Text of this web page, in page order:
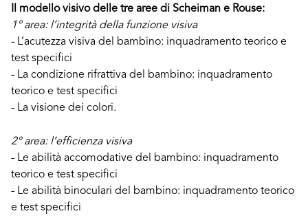
Il modello visivo delle tre aree di Scheiman e Rouse:
1° area: l’integrità della funzione visiva
- L’acutezza visiva del bambino: inquadramento teorico e
test specifici
- La condizione rifrattiva del bambino: inquadramento
teorico e test specifici
- La visione dei colori.
2° area: l’efficienza visiva
- Le abilità accomodative del bambino: inquadramento
teorico e test specifici
- Le abilità binoculari del bambino: inquadramento teorico
e test specifici